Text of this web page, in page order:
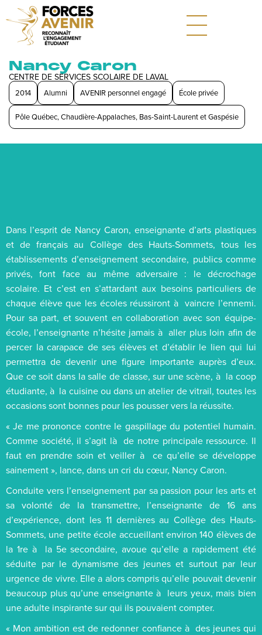
Nancy Caron
CENTRE DE SERVICES SCOLAIRE DE LAVAL
2014 Alumni AVENIR personnel engagé École privée
Pôle Québec, Chaudière-Appalaches, Bas-Saint-Laurent et Gaspésie
Dans l’esprit de Nancy Caron, enseignante d’arts plastiques
et de français au Collège des Hauts-Sommets, tous les
établissements d’enseignement secondaire, publics comme
privés, font face au même adversaire : le décrochage
scolaire. Et c’est en s’attardant aux besoins particuliers de
chaque élève que les écoles réussiront à vaincre l’ennemi.
Pour sa part, et souvent en collaboration avec son équipe-
école, l’enseignante n’hésite jamais à aller plus loin afin de
percer la carapace de ses élèves et d’établir le lien qui lui
permettra de devenir une figure importante auprès d’eux.
Que ce soit dans la salle de classe, sur une scène, à la coop
étudiante, à la cuisine ou dans un atelier de vitrail, toutes les
occasions sont bonnes pour les pousser vers la réussite.
« Je me prononce contre le gaspillage du potentiel humain.
Comme société, il s’agit là de notre principale ressource. Il
faut en prendre soin et veiller à ce qu’elle se développe
sainement », lance, dans un cri du cœur, Nancy Caron.
Conduite vers l’enseignement par sa passion pour les arts et
sa volonté de la transmettre, l’enseignante de 16 ans
d’expérience, dont les 11 dernières au Collège des Hauts-
Sommets, une petite école accueillant environ 140 élèves de
la 1re à la 5e secondaire, avoue qu’elle a rapidement été
séduite par le dynamisme des jeunes et surtout par leur
urgence de vivre. Elle a alors compris qu’elle pouvait devenir
beaucoup plus qu’une enseignante à leurs yeux, mais bien
une adulte inspirante sur qui ils pouvaient compter.
« Mon ambition est de redonner confiance à des jeunes qui